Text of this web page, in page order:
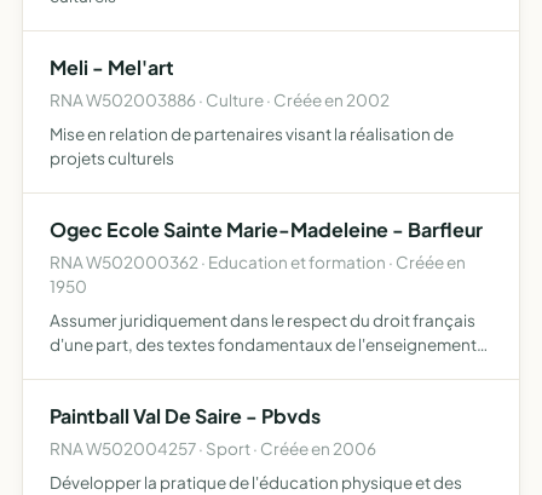
Meli - Mel'art
RNA W502003886 · Culture · Créée en 2002
Mise en relation de partenaires visant la réalisation de
projets culturels
Ogec Ecole Sainte Marie-Madeleine - Barfleur
RNA W502000362 · Education et formation · Créée en
1950
Assumer juridiquement dans le respect du droit français
d'une part, des textes fondamentaux de l'enseignement
p…
Paintball Val De Saire - Pbvds
RNA W502004257 · Sport · Créée en 2006
Développer la pratique de l'éducation physique et des